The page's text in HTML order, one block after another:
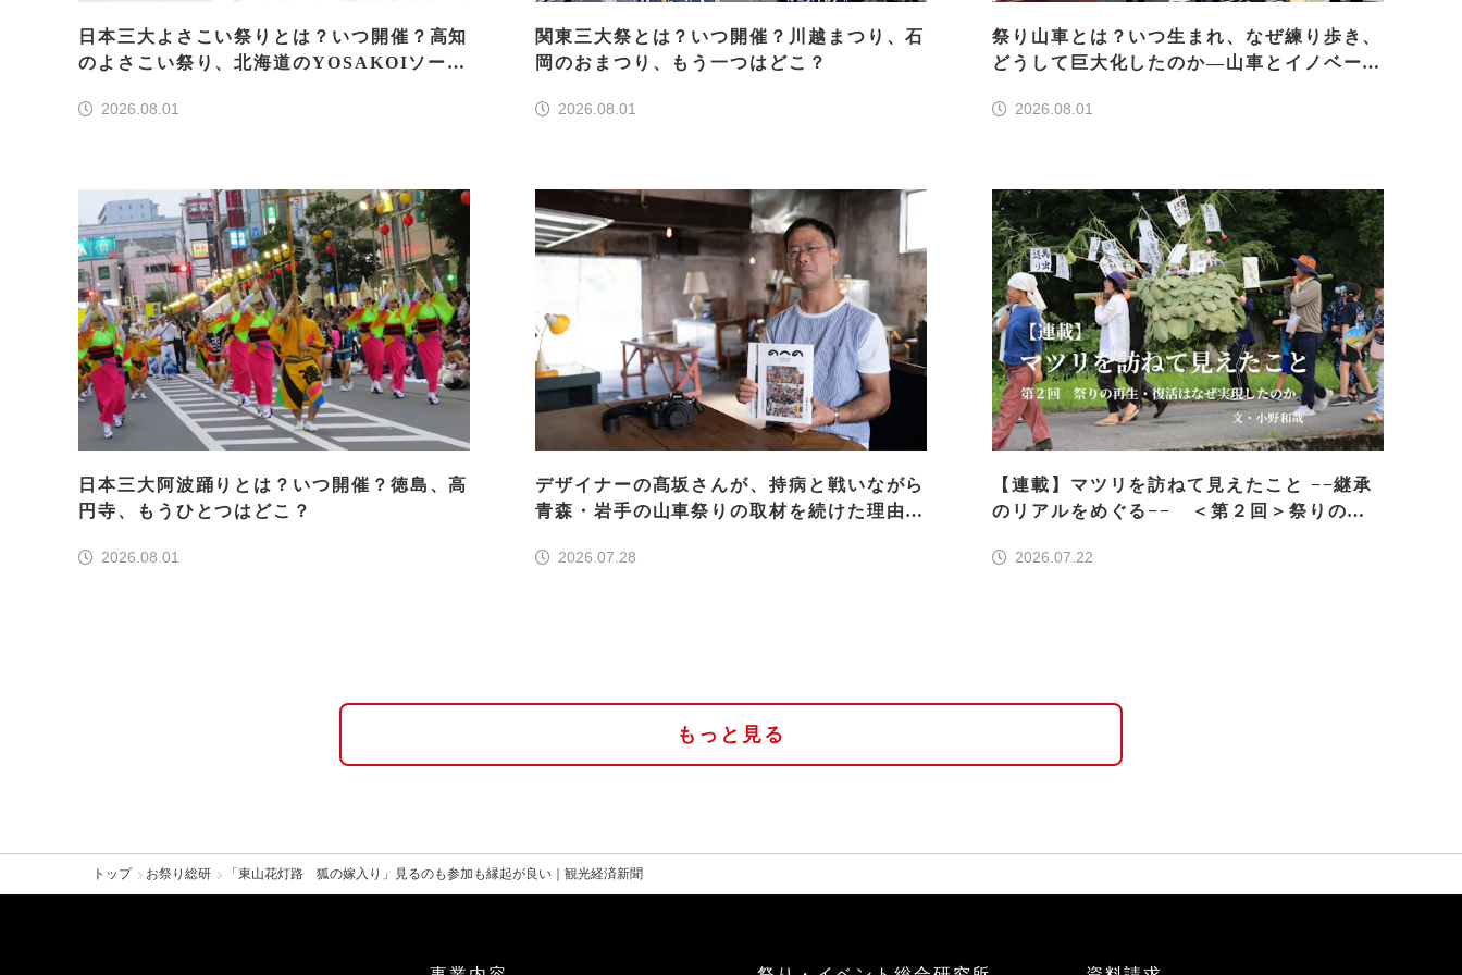
日本三大よさこい祭りとは？いつ開催？高知
のよさこい祭り、北海道のYOSAKOIソーラ
2026.08.01
関東三大祭とは？いつ開催？川越まつり、石
岡のおまつり、もう一つはどこ？
2026.08.01
祭り山車とは？いつ生まれ、なぜ練り歩き、
どうして巨大化したのか―山車とイノベーシ
2026.08.01
日本三大阿波踊りとは？いつ開催？徳島、高
円寺、もうひとつはどこ？
2026.08.01
デザイナーの髙坂さんが、持病と戦いながら
青森・岩手の山車祭りの取材を続けた理由
2026.07.28
【連載】マツリを訪ねて見えたこと −−継承
のリアルをめぐる−− ＜第２回＞祭りの再
2026.07.22
もっと見る
トップ お祭り総研 「東山花灯路 狐の嫁入り」見るのも参加も縁起が良い｜観光経済新聞